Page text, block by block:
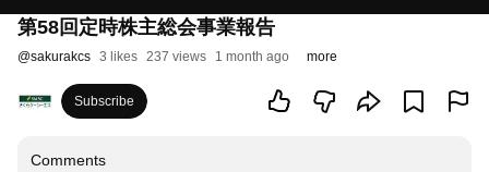
第58回定時株主総会事業報告
@sakurakcs 3 likes 237 views 1 month ago more
Subscribe
Comments